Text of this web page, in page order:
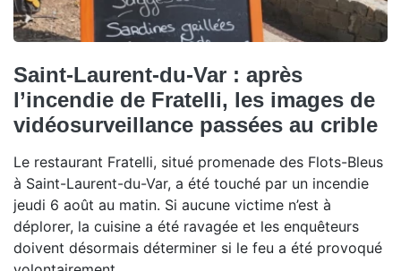
Saint-Laurent-du-Var : après
l’incendie de Fratelli, les images de
vidéosurveillance passées au crible
Le restaurant Fratelli, situé promenade des Flots-Bleus
à Saint-Laurent-du-Var, a été touché par un incendie
jeudi 6 août au matin. Si aucune victime n’est à
déplorer, la cuisine a été ravagée et les enquêteurs
doivent désormais déterminer si le feu a été provoqué